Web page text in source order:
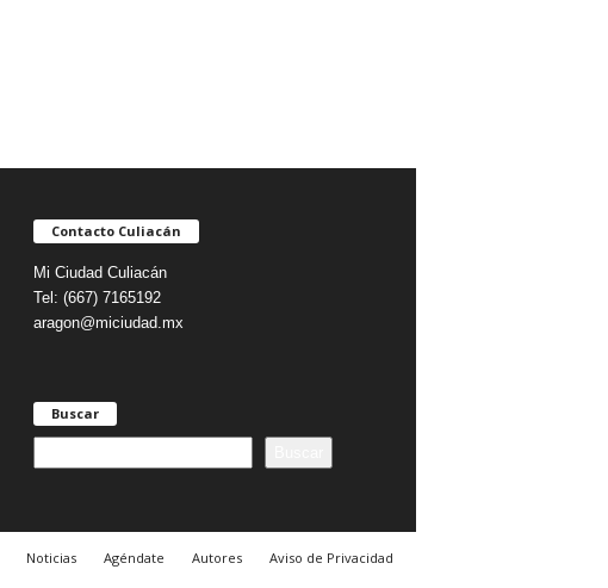
Contacto Culiacán
Mi Ciudad Culiacán
Tel: (667) 7165192
aragon@miciudad.mx
Buscar
u
Noticias Agéndate Autores Aviso de Privacidad